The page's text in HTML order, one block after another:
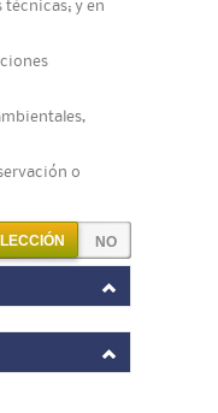
técnicas; y en
o